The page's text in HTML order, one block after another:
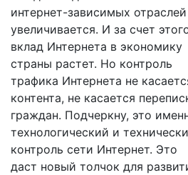
интернет-зависимых отраслей
увеличивается. И за счет
вклад Интернета в экономику
страны растет. Но контроль
трафика Интернета не
контента, не касается
граждан. Подчеркну, это
технологический и
контроль сети Интернет. Это
даст новый толчок для